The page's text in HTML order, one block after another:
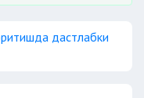
дастлабки